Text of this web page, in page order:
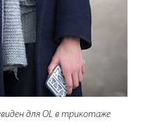
для OL в трикотаже